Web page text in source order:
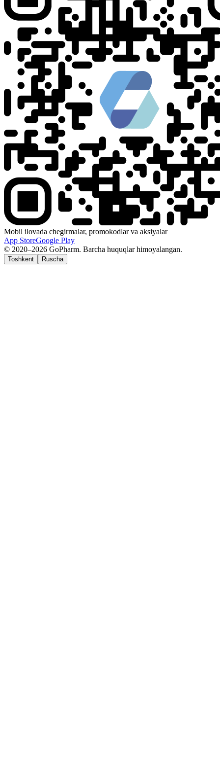
Mobil ilovada chegirmalar, promokodlar va aksiyalar
App StoreGoogle Play
© 2020–2026 GoPharm. Barcha huquqlar himoyalangan.
Toshkent Ruscha